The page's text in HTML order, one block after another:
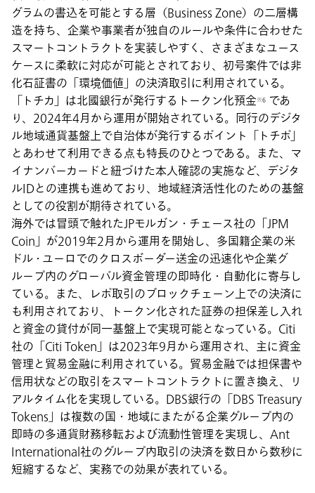
グラムの書込を可能とする層（Business Zone）の二層構
造を持ち、企業や事業者が独自のルールや条件に合わせた
スマートコントラクトを実装しやすく、さまざまなユース
ケースに柔軟に対応が可能とされており、初号案件では非
化石証書の「環境価値」の決済取引に利用されている。
「トチカ」は北國銀行が発行するトークン化預金※6 であ
り、2024年4月から運用が開始されている。同行のデジタ
ル地域通貨基盤上で自治体が発行するポイント「トチポ」
とあわせて利用できる点も特長のひとつである。また、マ
イナンバーカードと紐づけた本人確認の実施など、デジタ
ルIDとの連携も進めており、地域経済活性化のための基盤
としての役割が期待されている。
海外では冒頭で触れたJPモルガン・チェース社の「JPM
Coin」が2019年2月から運用を開始し、多国籍企業の米
ドル・ユーロでのクロスボーダー送金の迅速化や企業グ
ループ内のグローバル資金管理の即時化・自動化に寄与し
ている。また、レポ取引のブロックチェーン上での決済に
も利用されており、トークン化された証券の担保差し入れ
と資金の貸付が同一基盤上で実現可能となっている。Citi
社の「Citi Token」は2023年9月から運用され、主に資金
管理と貿易金融に利用されている。貿易金融では担保書や
信用状などの取引をスマートコントラクトに置き換え、リ
アルタイム化を実現している。DBS銀行の「DBS Treasury
Tokens」は複数の国・地域にまたがる企業グループ内の
即時の多通貨財務移転および流動性管理を実現し、Ant
International社のグループ内取引の決済を数日から数秒に
短縮するなど、実務での効果が表れている。